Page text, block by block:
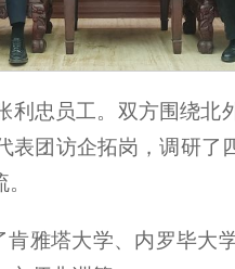
忠员工。双方围绕
团访企拓岗，调研
雅塔大学、内罗毕